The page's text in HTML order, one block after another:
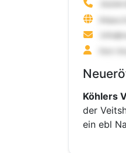
Köhlers
der
ein ebl